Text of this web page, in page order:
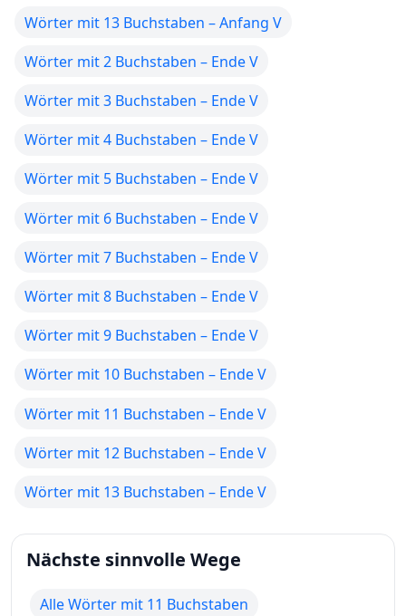
Wörter mit 13 Buchstaben – Anfang V
Wörter mit 2 Buchstaben – Ende V
Wörter mit 3 Buchstaben – Ende V
Wörter mit 4 Buchstaben – Ende V
Wörter mit 5 Buchstaben – Ende V
Wörter mit 6 Buchstaben – Ende V
Wörter mit 7 Buchstaben – Ende V
Wörter mit 8 Buchstaben – Ende V
Wörter mit 9 Buchstaben – Ende V
Wörter mit 10 Buchstaben – Ende V
Wörter mit 11 Buchstaben – Ende V
Wörter mit 12 Buchstaben – Ende V
Wörter mit 13 Buchstaben – Ende V
Nächste sinnvolle Wege
Alle Wörter mit 11 Buchstaben